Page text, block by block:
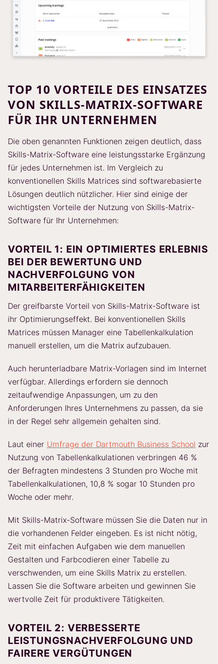
TOP 10 VORTEILE DES EINSATZES
VON SKILLS-MATRIX-SOFTWARE
FÜR IHR UNTERNEHMEN
Die oben genannten Funktionen zeigen deutlich, dass
Skills-Matrix-Software eine leistungsstarke Ergänzung
für jedes Unternehmen ist. Im Vergleich zu
konventionellen Skills Matrices sind softwarebasierte
Lösungen deutlich nützlicher. Hier sind einige der
wichtigsten Vorteile der Nutzung von Skills-Matrix-
Software für Ihr Unternehmen:
VORTEIL 1: EIN OPTIMIERTES ERLEBNIS
BEI DER BEWERTUNG UND
NACHVERFOLGUNG VON
MITARBEITERFÄHIGKEITEN
Der greifbarste Vorteil von Skills-Matrix-Software ist
ihr Optimierungseffekt. Bei konventionellen Skills
Matrices müssen Manager eine Tabellenkalkulation
manuell erstellen, um die Matrix aufzubauen.
Auch herunterladbare Matrix-Vorlagen sind im Internet
verfügbar. Allerdings erfordern sie dennoch
zeitaufwendige Anpassungen, um zu den
Anforderungen Ihres Unternehmens zu passen, da sie
in der Regel sehr allgemein gehalten sind.
Laut einer Umfrage der Dartmouth Business School zur
Nutzung von Tabellenkalkulationen verbringen 46 %
der Befragten mindestens 3 Stunden pro Woche mit
Tabellenkalkulationen, 10,8 % sogar 10 Stunden pro
Woche oder mehr.
Mit Skills-Matrix-Software müssen Sie die Daten nur in
die vorhandenen Felder eingeben. Es ist nicht nötig,
Zeit mit einfachen Aufgaben wie dem manuellen
Gestalten und Farbcodieren einer Tabelle zu
verschwenden, um eine Skills Matrix zu erstellen.
Lassen Sie die Software arbeiten und gewinnen Sie
wertvolle Zeit für produktivere Tätigkeiten.
VORTEIL 2: VERBESSERTE
LEISTUNGSNACHVERFOLGUNG UND
FAIRERE VERGÜTUNGEN